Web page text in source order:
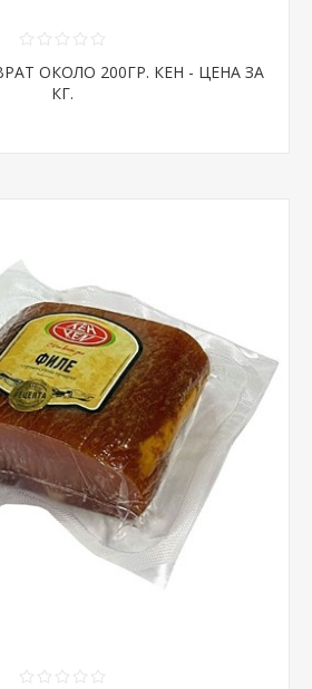
ОКОЛО 200ГР. КЕН - ЦЕНА ЗА
КГ.